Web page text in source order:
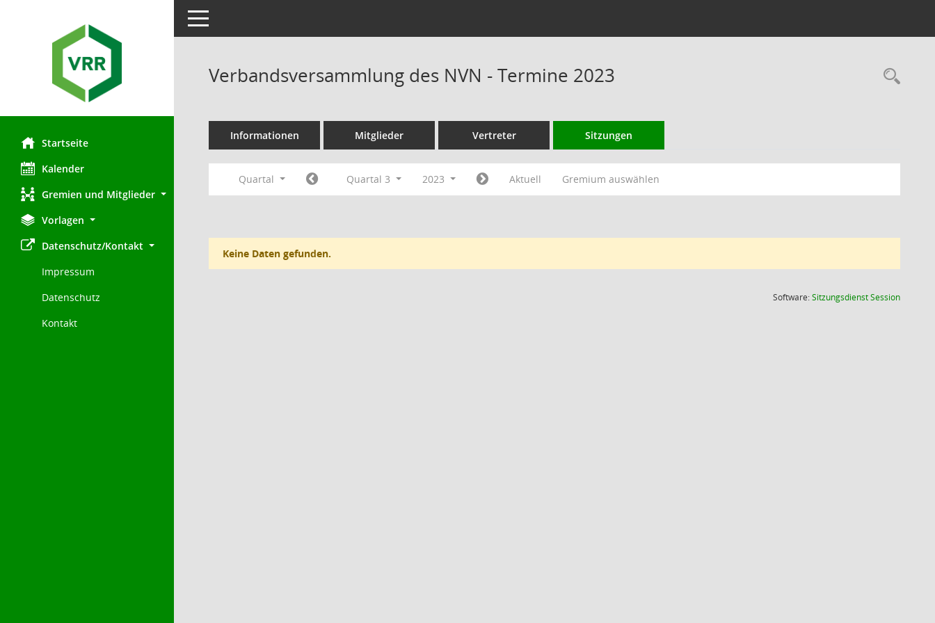
Startseite
Kalender
Gremien und Mitglieder
Vorlagen
Datenschutz/Kontakt
Impressum
Datenschutz
Kontakt
Toggle navigation
Verbandsversammlung des NVN - Termine 2023
Informationen Mitglieder Vertreter Sitzungen
Quartal Quartal 3 2023 Aktuell Gremium auswählen
Keine Daten gefunden.
Software:SitzungsdienstSession(Wird in